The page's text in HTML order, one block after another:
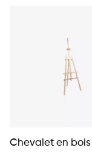
Chevalet en bois